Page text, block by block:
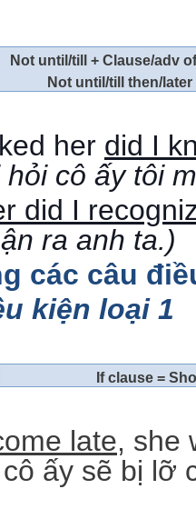
Not until/till + Clause/adv
Not until/till then/later
her did I
cô ấy tôi
did I
ra anh ta.)
các câu
kiện loại 1
If clause =
late, she
ấy sẽ bị lỡ